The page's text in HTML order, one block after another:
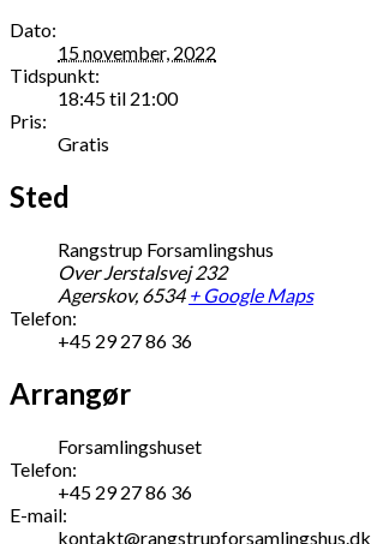
Dato:
15 november, 2022
Tidspunkt:
18:45 til 21:00
Pris:
Gratis
Sted
Rangstrup Forsamlingshus
Over Jerstalsvej 232
Agerskov, 6534 + Google Maps
Telefon:
+45 29 27 86 36
Arrangør
Forsamlingshuset
Telefon:
+45 29 27 86 36
E-mail:
kontakt@rangstrupforsamlingshus.dk